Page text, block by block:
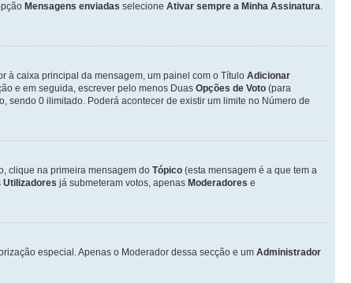
Mensagens enviadas selecione Ativar sempre a Minha Assinatura.
à caixa principal da mensagem, um painel com o Título Adicionar
e em seguida, escrever pelo menos Duas Opções de Voto (para
sendo 0 ilimitado. Poderá acontecer de existir um limite no Número de
clique na primeira mensagem do Tópico (esta mensagem é a que tem a
Utilizadores já submeteram votos, apenas Moderadores e
especial. Apenas o Moderador dessa secção e um Administrador